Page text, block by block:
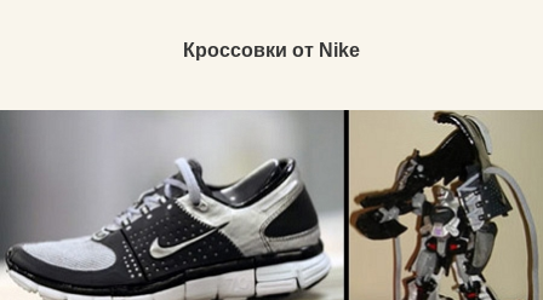
Кроссовки от Nike